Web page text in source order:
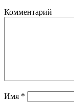
Комментарий
Имя *